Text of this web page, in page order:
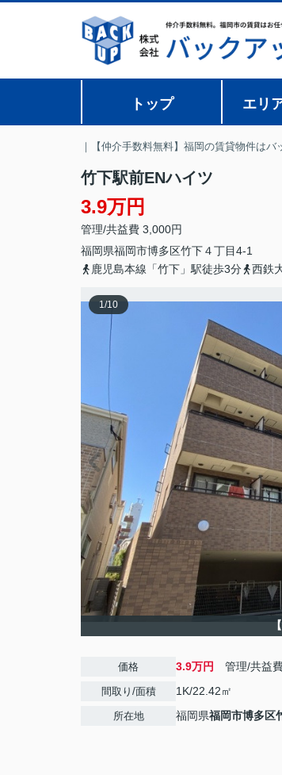
トップ エリ
｜【仲介手数料無料】福岡の賃貸物件はバ
竹下駅前ENハイツ
3.9万円
管理/共益費 3,000円
福岡県福岡市博多区竹下４丁目4-1
鹿児島本線「竹下」駅徒歩3分
西鉄
1/10
価格 3.9万円 管理/共益
間取り/面積 1K/22.42㎡
所在地 福岡県福岡市博多区